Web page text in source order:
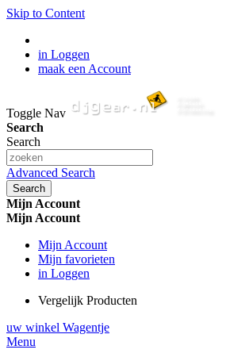
Skip to Content
in Loggen
maak een Account
Toggle Nav
Search
Search
Advanced Search
Search
Mijn Account
Mijn Account
Mijn Account
Mijn favorieten
in Loggen
Vergelijk Producten
uw winkel Wagentje
Menu